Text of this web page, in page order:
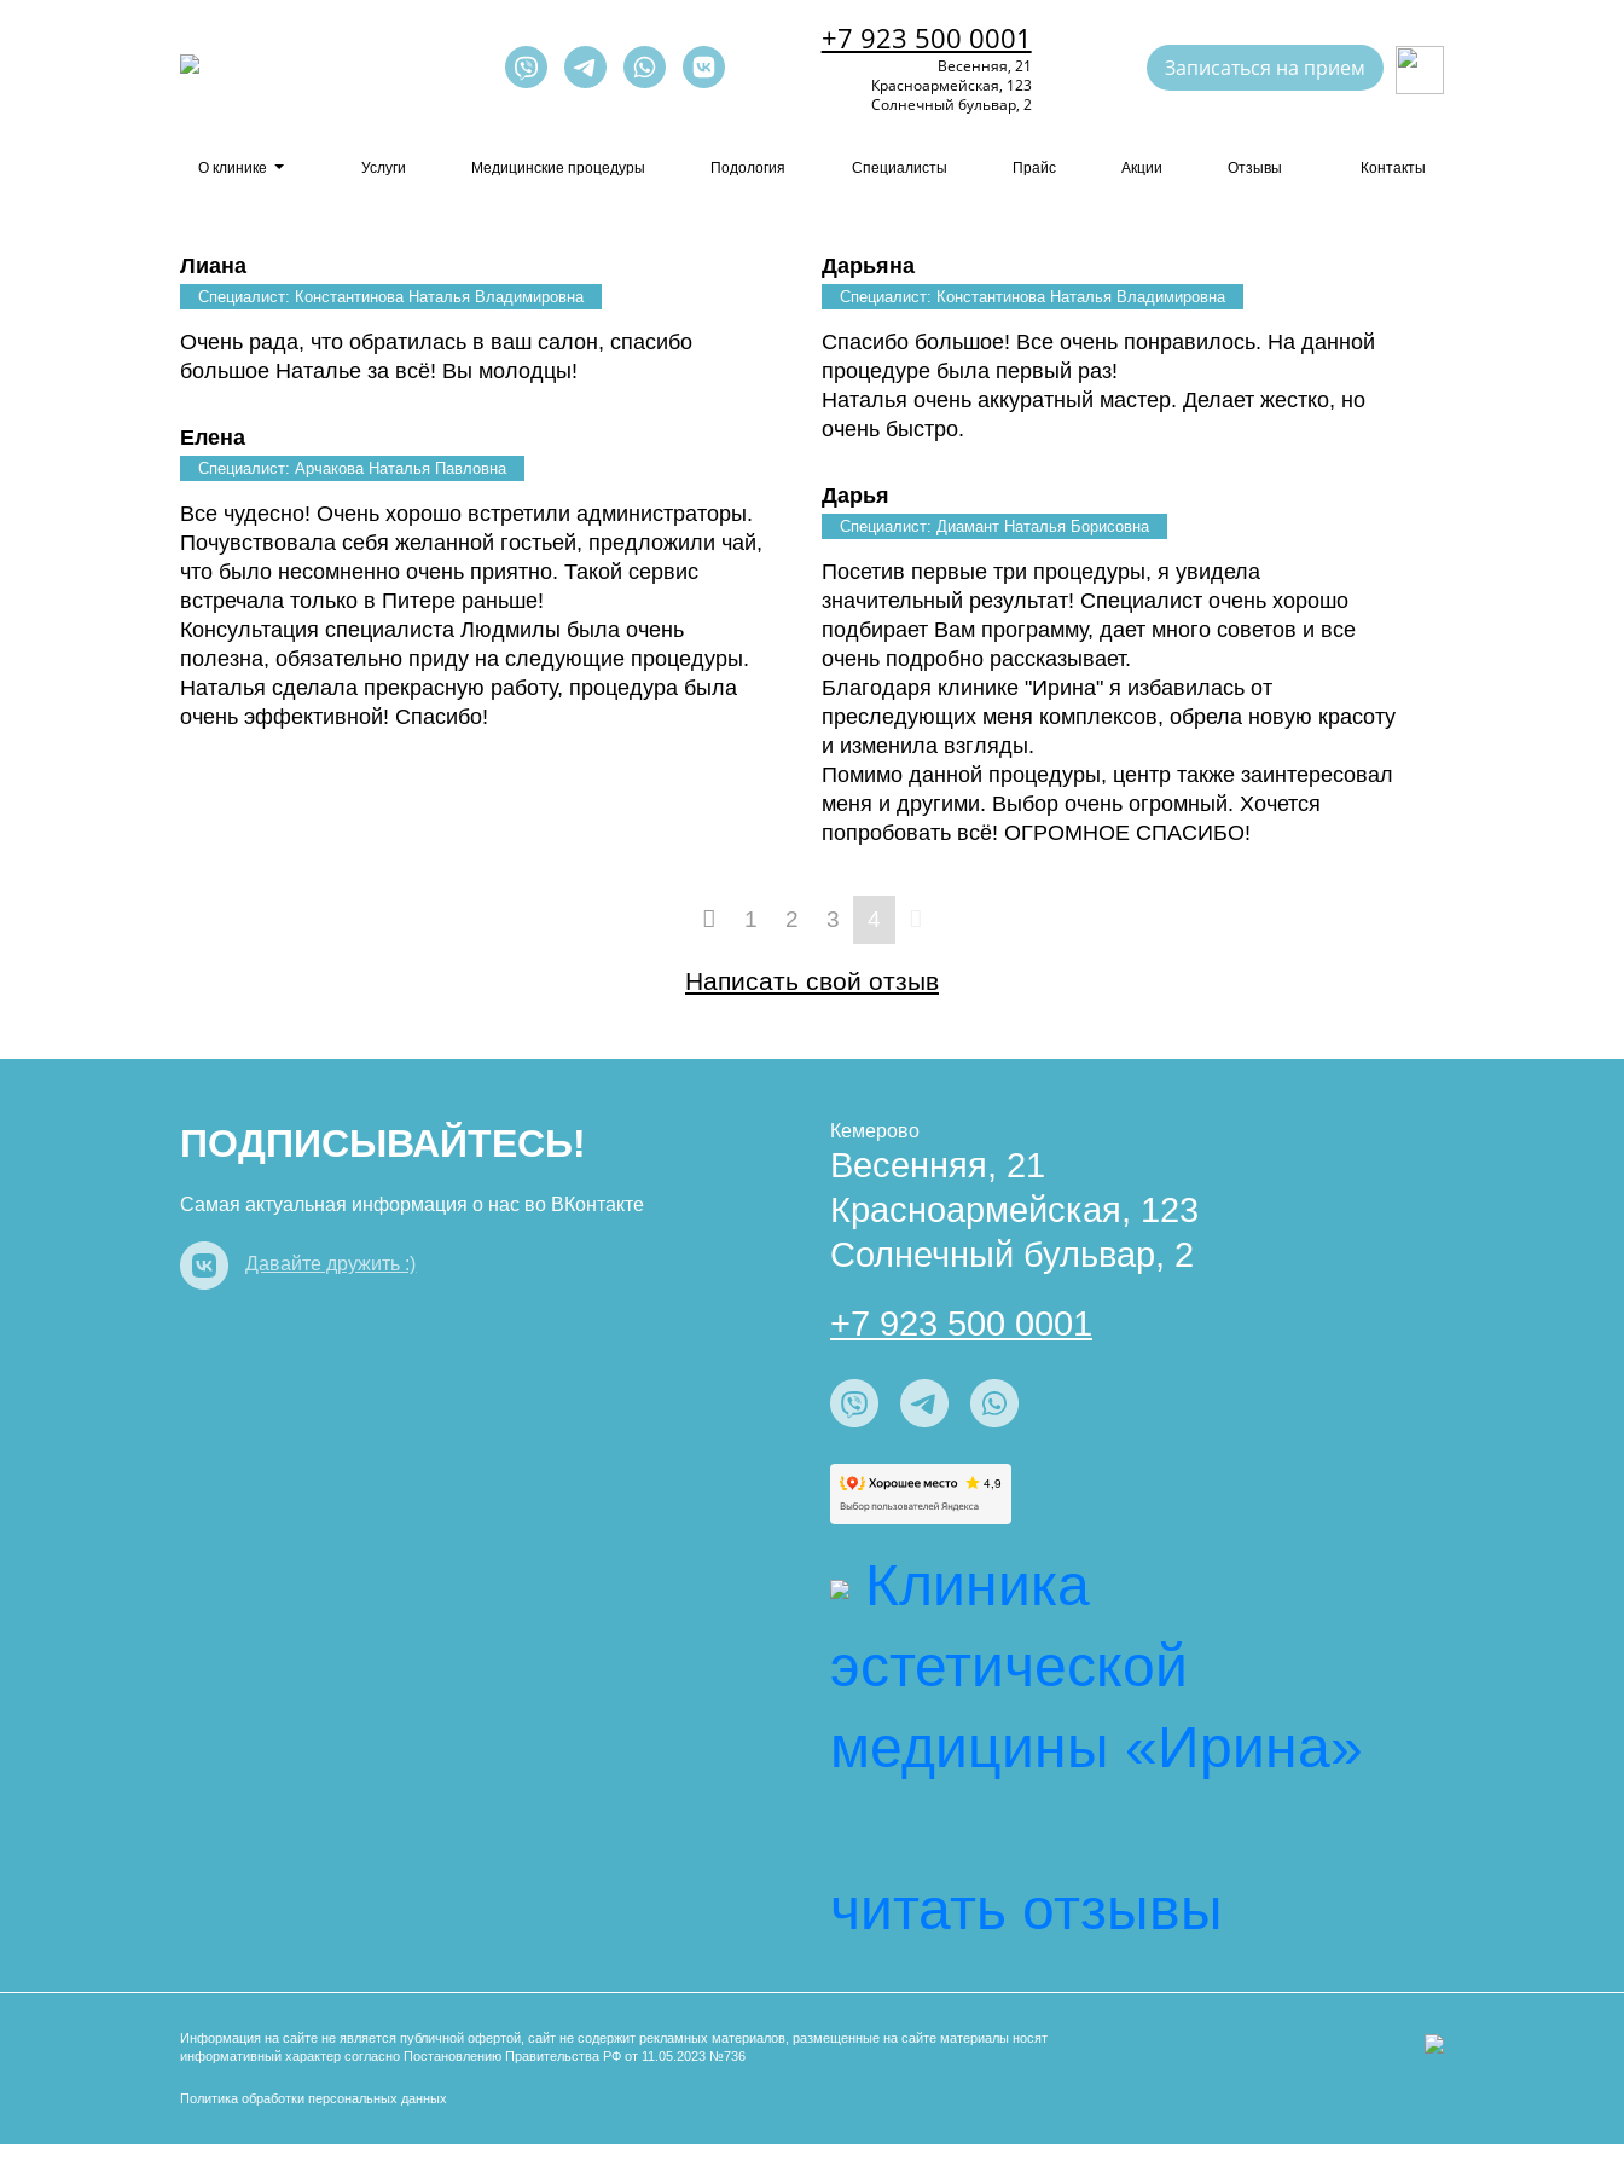
+7 923 500 0001
Весенняя, 21
Красноармейская, 123
Солнечный бульвар, 2
Записаться на прием
О клинике Услуги Медицинские процедуры Подология Специалисты Прайс Акции Отзывы Контакты
Лиана
Специалист: Константинова Наталья Владимировна
Очень рада, что обратилась в ваш салон, спасибо
большое Наталье за всё! Вы молодцы!
Елена
Специалист: Арчакова Наталья Павловна
Все чудесно! Очень хорошо встретили администраторы.
Почувствовала себя желанной гостьей, предложили чай,
что было несомненно очень приятно. Такой сервис
встречала только в Питере раньше!
Консультация специалиста Людмилы была очень
полезна, обязательно приду на следующие процедуры.
Наталья сделала прекрасную работу, процедура была
очень эффективной! Спасибо!
Дарьяна
Специалист: Константинова Наталья Владимировна
Спасибо большое! Все очень понравилось. На данной
процедуре была первый раз!
Наталья очень аккуратный мастер. Делает жестко, но
очень быстро.
Дарья
Специалист: Диамант Наталья Борисовна
Посетив первые три процедуры, я увидела
значительный результат! Специалист очень хорошо
подбирает Вам программу, дает много советов и все
очень подробно рассказывает.
Благодаря клинике "Ирина" я избавилась от
преследующих меня комплексов, обрела новую красоту
и изменила взгляды.
Помимо данной процедуры, центр также заинтересовал
меня и другими. Выбор очень огромный. Хочется
попробовать всё! ОГРОМНОЕ СПАСИБО!
1 2 3 4
Написать свой отзыв
ПОДПИСЫВАЙТЕСЬ!
Самая актуальная информация о нас во ВКонтакте
Давайте дружить :)
Кемерово
Весенняя, 21
Красноармейская, 123
Солнечный бульвар, 2
+7 923 500 0001
Клиника
эстетической
медицины «Ирина»
читать отзывы
Информация на сайте не является публичной офертой, сайт не содержит рекламных материалов, размещенные на сайте материалы носят
информативный характер согласно Постановлению Правительства РФ от 11.05.2023 №736
Политика обработки персональных данных